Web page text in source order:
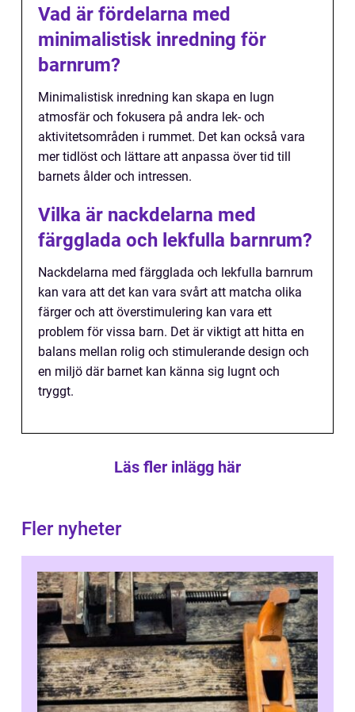
Vad är fördelarna med
minimalistisk inredning för
barnrum?
Minimalistisk inredning kan skapa en lugn
atmosfär och fokusera på andra lek- och
aktivitetsområden i rummet. Det kan också vara
mer tidlöst och lättare att anpassa över tid till
barnets ålder och intressen.
Vilka är nackdelarna med
färgglada och lekfulla barnrum?
Nackdelarna med färgglada och lekfulla barnrum
kan vara att det kan vara svårt att matcha olika
färger och att överstimulering kan vara ett
problem för vissa barn. Det är viktigt att hitta en
balans mellan rolig och stimulerande design och
en miljö där barnet kan känna sig lugnt och
tryggt.
Läs fler inlägg här
Fler nyheter